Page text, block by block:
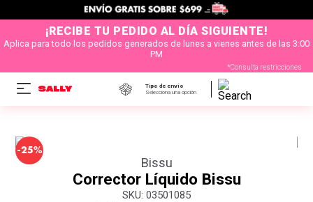
¡RECIBE TU PEDIDO AL DÍA SIGUIENTE!
Aplica para todo los pedidos generados de lunes a vienes antes de las 3:00
PM
*Consulta restricciones
Tipo de envío
Selecciona una opción
-25%
Bissu
Corrector Líquido Bissu
: 03501085